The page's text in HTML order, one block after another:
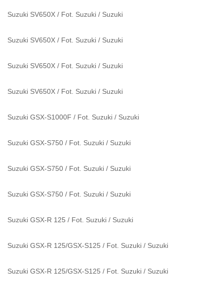
Suzuki SV650X / Fot. Suzuki / Suzuki
Suzuki SV650X / Fot. Suzuki / Suzuki
Suzuki SV650X / Fot. Suzuki / Suzuki
Suzuki SV650X / Fot. Suzuki / Suzuki
Suzuki GSX-S1000F / Fot. Suzuki / Suzuki
Suzuki GSX-S750 / Fot. Suzuki / Suzuki
Suzuki GSX-S750 / Fot. Suzuki / Suzuki
Suzuki GSX-S750 / Fot. Suzuki / Suzuki
Suzuki GSX-R 125 / Fot. Suzuki / Suzuki
Suzuki GSX-R 125/GSX-S125 / Fot. Suzuki / Suzuki
Suzuki GSX-R 125/GSX-S125 / Fot. Suzuki / Suzuki